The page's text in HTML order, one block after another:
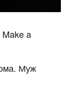
Make a
Муж